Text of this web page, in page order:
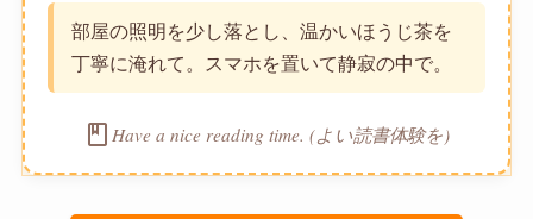
部屋の照明を少し落とし、温かいほうじ茶を
丁寧に淹れて。スマホを置いて静寂の中で。
book Have a nice reading time. (よい読書体験を)